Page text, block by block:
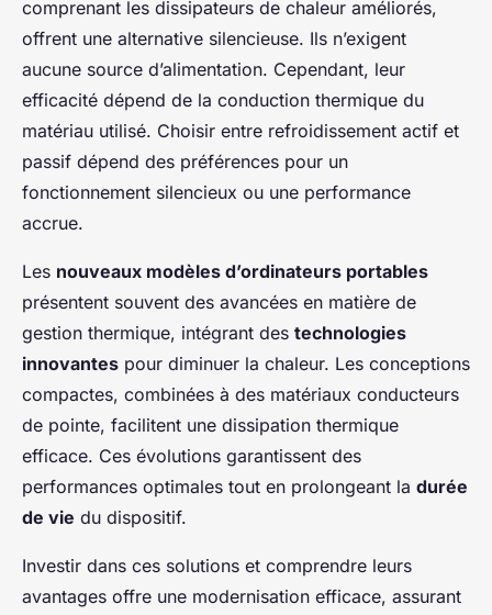
comprenant les dissipateurs de chaleur améliorés,
offrent une alternative silencieuse. Ils n’exigent
aucune source d’alimentation. Cependant, leur
efficacité dépend de la conduction thermique du
matériau utilisé. Choisir entre refroidissement actif et
passif dépend des préférences pour un
fonctionnement silencieux ou une performance
accrue.
Les nouveaux modèles d’ordinateurs portables
présentent souvent des avancées en matière de
gestion thermique, intégrant des technologies
innovantes pour diminuer la chaleur. Les conceptions
compactes, combinées à des matériaux conducteurs
de pointe, facilitent une dissipation thermique
efficace. Ces évolutions garantissent des
performances optimales tout en prolongeant la durée
de vie du dispositif.
Investir dans ces solutions et comprendre leurs
avantages offre une modernisation efficace, assurant